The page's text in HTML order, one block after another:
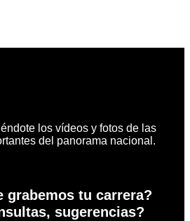
los vídeos y fotos de las
del panorama nacional.
grabemos tu carrera?
sugerencias?